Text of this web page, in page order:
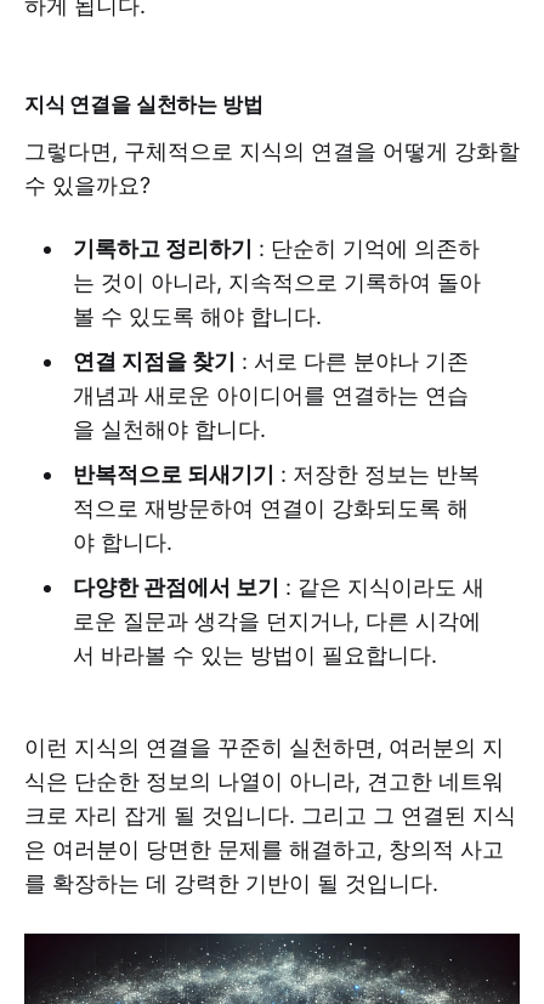
지식 연결을 실천하는 방법
그렇다면, 구체적으로 지식의 연결을 어떻게 강화할
수 있을까요?
기록하고 정리하기 : 단순히 기억에 의존하
는 것이 아니라, 지속적으로 기록하여 돌아
볼 수 있도록 해야 합니다.
연결 지점을 찾기 : 서로 다른 분야나 기존
개념과 새로운 아이디어를 연결하는 연습
을 실천해야 합니다.
반복적으로 되새기기 : 저장한 정보는 반복
적으로 재방문하여 연결이 강화되도록 해
야 합니다.
다양한 관점에서 보기 : 같은 지식이라도 새
로운 질문과 생각을 던지거나, 다른 시각에
서 바라볼 수 있는 방법이 필요합니다.
이런 지식의 연결을 꾸준히 실천하면, 여러분의 지
식은 단순한 정보의 나열이 아니라, 견고한 네트워
크로 자리 잡게 될 것입니다. 그리고 그 연결된 지식
은 여러분이 당면한 문제를 해결하고, 창의적 사고
를 확장하는 데 강력한 기반이 될 것입니다.